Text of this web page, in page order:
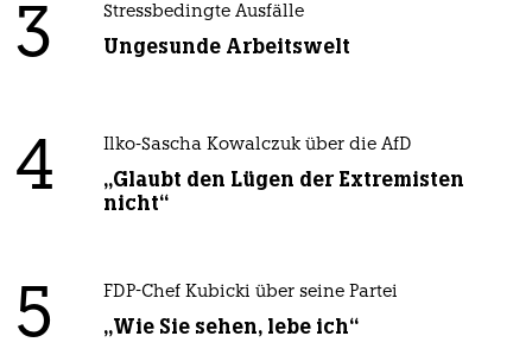
3 Stressbedingte Ausfälle
Ungesunde Arbeitswelt
4 Ilko-Sascha Kowalczuk über die AfD
„Glaubt den Lügen der Extremisten
nicht“
5 FDP-Chef Kubicki über seine Partei
„Wie Sie sehen, lebe ich“